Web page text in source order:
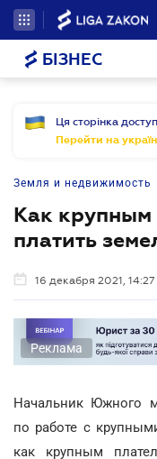
БІЗНЕС
Ця сторінка
Перейти на
Земля и недвижимость
Как крупным
платить
16 декабря 2021, 14:27
Реклама
Начальник Южного
по работе с
как крупным